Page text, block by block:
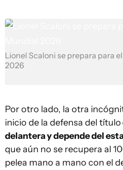
Lionel Scaloni se prepara para
2026
Por otro lado, la otra
inicio de la defensa del título
delantera y depende del
que aún no se recupera al
pelea mano a mano con el